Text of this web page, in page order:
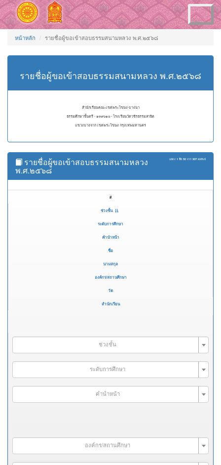
Toggle
navigation
หน้าหลัก รายชื่อผู้ขอเข้าสอบธรรมสนามหลวง พ.ศ.๒๕๖๘
รายชื่อผู้ขอเข้าสอบธรรมสนามหลวง พ.ศ.๒๕๖๘
สำนักเรียนคณะเขตพระโขนง-บางนา
ธรรมศึกษาชั้นตรี - ๑๓๙๐๑๐ - โรงเรียนวัดวชิรธรรมสาธิต
แขวงบางจาก เขตพระโขนง กรุงเทพมหานคร
แสดง 1 ถึง 50 จาก 307 ผลลัพธ์
รายชื่อผู้ขอเข้าสอบธรรมสนามหลวง
พ.ศ.๒๕๖๘
#
ช่วงชั้น
ระดับการศึกษา
คำนำหน้า
ชื่อ
นามสกุล
องค์กร/สถานศึกษา
วัด
สำนักเรียน
ช่วงชั้น
ระดับการศึกษา
คำนำหน้า
องค์กร/สถานศึกษา